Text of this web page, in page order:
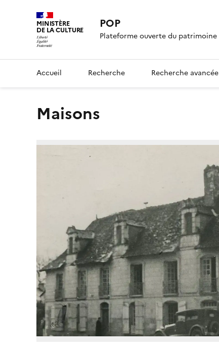
MINISTÈRE
DE LA CULTURE POP
Plateforme ouverte du patrimoine
Accueil Recherche Recherche avancée
Maisons